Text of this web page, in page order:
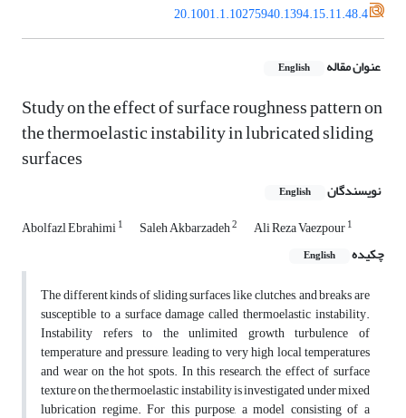
20.1001.1.10275940.1394.15.11.48.4
عنوان مقاله English
Study on the effect of surface roughness pattern on
the thermoelastic instability in lubricated sliding
surfaces
نویسندگان English
Abolfazl Ebrahimi1 Saleh Akbarzadeh2 Ali Reza Vaezpour1
چکیده English
The different kinds of sliding surfaces like clutches, and breaks are
susceptible to a surface damage called thermoelastic instability.
Instability refers to the unlimited growth turbulence of
temperature and pressure, leading to very high local temperatures
and wear on the hot spots. In this research, the effect of surface
texture on the thermoelastic instability is investigated under mixed
lubrication regime. For this purpose, a model consisting of a